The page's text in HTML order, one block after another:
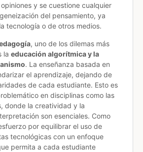
y se cuestione cualquier
del pensamiento, ya
tecnología o de otros medios.
, uno de los dilemas más
la educación algorítmica y la
. La enseñanza basada en
el aprendizaje, dejando de
de cada estudiante. Esto es
en disciplinas como las
donde la creatividad y la
son esenciales. Como
por equilibrar el uso de
tecnológicas con un enfoque
permita a cada estudiante